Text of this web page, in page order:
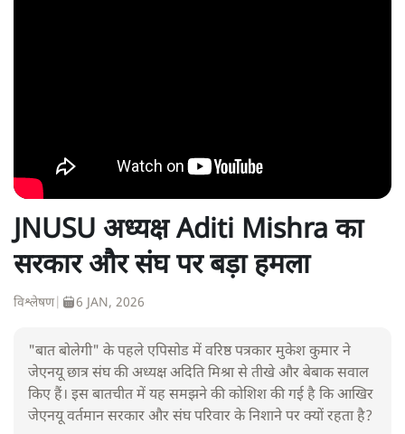
JNUSU अध्यक्ष Aditi Mishra का
सरकार और संघ पर बड़ा हमला
विश्लेषण| 6 JAN, 2026
"बात बोलेगी" के पहले एपिसोड में वरिष्ठ पत्रकार मुकेश कुमार ने
जेएनयू छात्र संघ की अध्यक्ष अदिति मिश्रा से तीखे और बेबाक सवाल
किए हैं। इस बातचीत में यह समझने की कोशिश की गई है कि आखिर
जेएनयू वर्तमान सरकार और संघ परिवार के निशाने पर क्यों रहता है?